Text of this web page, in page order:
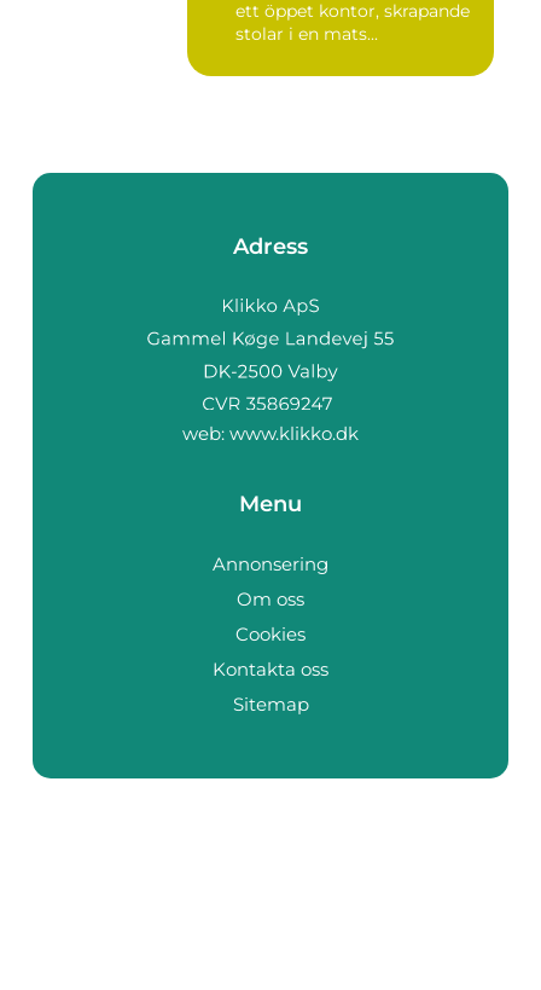
ett öppet kontor, skrapande
stolar i en mats...
Adress
web: www.klikko.dk
Menu
Annonsering
Om oss
Cookies
Kontakta oss
Sitemap